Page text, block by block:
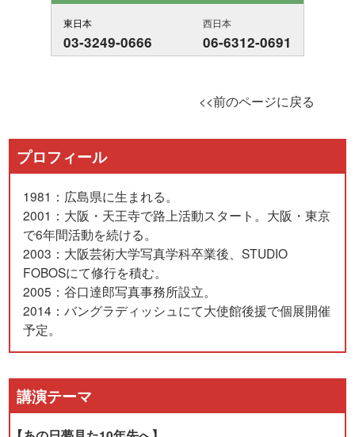
東日本
03-3249-0666
西日本
06-6312-0691
<<前のページに戻る
プロフィール
1981：広島県に生まれる。
2001：大阪・天王寺で路上活動スタート。大阪・東京
で6年間活動を続ける。
2003：大阪芸術大学写真学科卒業後、STUDIO
FOBOSにて修行を積む。
2005：谷口達郎写真事務所設立。
2014：バングラディッシュにて大使館後援で個展開催
予定。
講演テーマ